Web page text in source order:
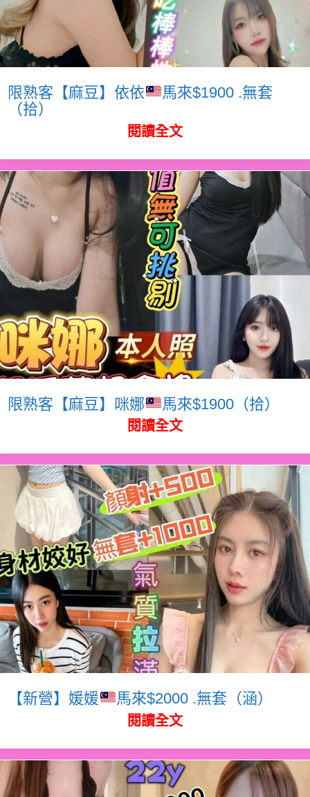
限熟客【麻豆】依依
馬來$1900 .無套
（拾）
閱讀全文
限熟客【麻豆】咪娜 馬來$1900（拾）
閱讀全文
【新營】媛媛 馬來$2000 .無套（涵）
閱讀全文